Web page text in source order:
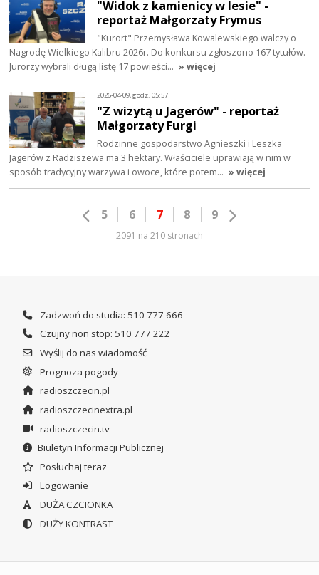
"Widok z kamienicy w lesie" -
reportaż Małgorzaty Frymus
"Kurort" Przemysława Kowalewskiego walczy o
Nagrodę Wielkiego Kalibru 2026r. Do konkursu zgłoszono 167 tytułów.
Jurorzy wybrali długą listę 17 powieści… » więcej
2026-04-09, godz. 05:57
"Z wizytą u Jagerów" - reportaż
Małgorzaty Furgi
Rodzinne gospodarstwo Agnieszki i Leszka
Jagerów z Radziszewa ma 3 hektary. Właściciele uprawiają w nim w
sposób tradycyjny warzywa i owoce, które potem… » więcej
5 6 7 8 9
2091 na 210 stronach
Zadzwoń do studia: 510 777 666
Czujny non stop: 510 777 222
Wyślij do nas wiadomość
Prognoza pogody
radioszczecin.pl
radioszczecinextra.pl
radioszczecin.tv
Biuletyn Informacji Publicznej
Posłuchaj teraz
Logowanie
DUŻA CZCIONKA
DUŻY KONTRAST